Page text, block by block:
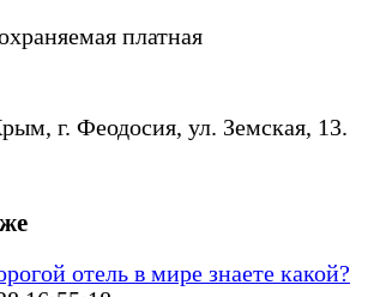
платная
г. Феодосия, ул. Земская, 13.
отель в мире знаете какой?